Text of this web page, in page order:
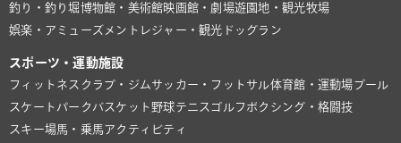
釣り・釣り堀博物館・美術館映画館・劇場遊園地・観光牧場
娯楽・アミューズメント レジャー・観光 ドッグラン
スポーツ・運動施設
フィットネスクラブ・ジム サッカー・フットサル体育館・運動場プール
スケートパーク バスケット 野球テニス ゴルフ ボクシング・格闘技
スキー場馬・乗馬アクティビティ